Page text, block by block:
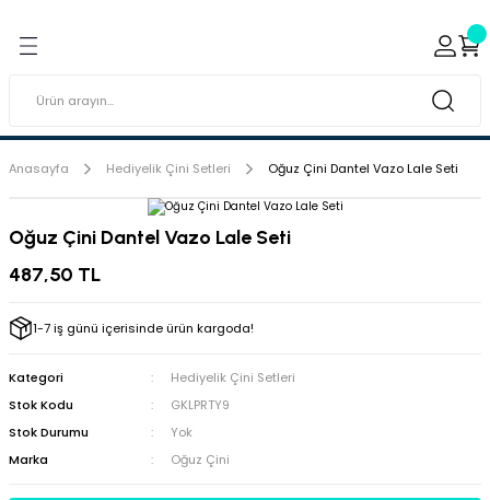
Porselen Boyaları (Toz
Kabartma Boyaları
Tabaklar
Anasayfa Hediyelik Çini Setleri Oğuz Çini Dantel Vazo Lale Seti
Oğuz Çini Dantel Vazo Lale Seti
487,50 TL
1-7 iş günü içerisinde ürün kargoda!
Kategori
Hediyelik Çini Setleri
Stok Kodu
GKLPRTY9
Stok Durumu
Yok
Marka
Oğuz Çini